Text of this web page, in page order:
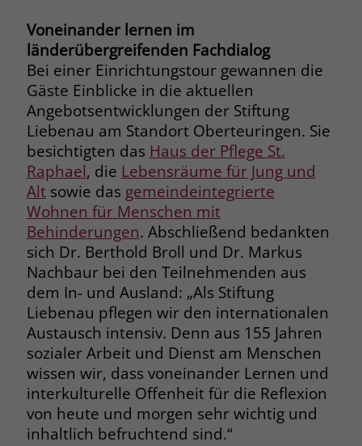
Voneinander lernen im
länderübergreifenden Fachdialog
Bei einer Einrichtungstour gewannen die
Gäste Einblicke in die aktuellen
Angebotsentwicklungen der Stiftung
Liebenau am Standort Oberteuringen. Sie
besichtigten das Haus der Pflege St.
Raphael, die Lebensräume für Jung und
Altsowie das gemeindeintegrierte
Wohnen für Menschen mit
Behinderungen. Abschließend bedankten
sich Dr. Berthold Broll und Dr. Markus
Nachbaur bei den Teilnehmenden aus
dem In- und Ausland: „Als Stiftung
Liebenau pflegen wir den internationalen
Austausch intensiv. Denn aus 155 Jahren
sozialer Arbeit und Dienst am Menschen
wissen wir, dass voneinander Lernen und
interkulturelle Offenheit für die Reflexion
von heute und morgen sehr wichtig und
inhaltlich befruchtend sind.“
Anbieter Facebook
Laufzeit 3 Monate
Zweck
Der Zweck von _fbp ist vollständig auf
die Werbe- und Analysebemühungen
von Facebook zurückzuführen. Dieses
Cookie ist ein Erstanbieter-Cookie, d. h.
Facebook platziert es, während ein
Verbraucher auf Facebook ist. Dieses
Cookie verfolgt die Besuche eines
Nutzers auf verschiedenen Websites
und meldet dieses Verhalten an
Facebook. Facebook kann dann die
gesammelten Daten nutzen, um den
Nutzer besser zu verstehen und
bessere, relevantere Werbung zu
zeigen. Das _fbp-Cookie sammelt keine
persönlich identifizierbaren
Informationen und wird von Facebook
nur platziert, um Daten an das
Unternehmen zurückzusenden.